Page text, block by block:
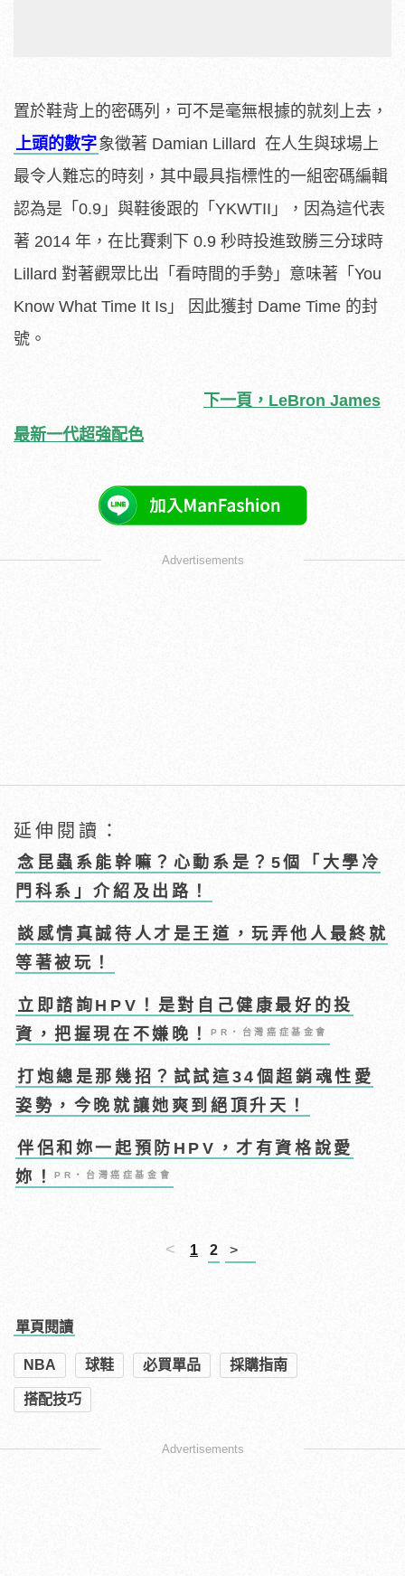
置於鞋背上的密碼列，可不是毫無根據的就刻上去，
上頭的數字象徵著 Damian Lillard 在人生與球場上
最令人難忘的時刻，其中最具指標性的一組密碼編輯
認為是「0.9」與鞋後跟的「YKWTII」，因為這代表
著 2014 年，在比賽剩下 0.9 秒時投進致勝三分球時
Lillard 對著觀眾比出「看時間的手勢」意味著「You
Know What Time It Is」 因此獲封 Dame Time 的封
號。
下一頁，LeBron James
最新一代超強配色
Advertisements
延伸閱讀：
念昆蟲系能幹嘛？心動系是？5個「大學冷
門科系」介紹及出路！
談感情真誠待人才是王道，玩弄他人最終就
等著被玩！
立即諮詢HPV！是對自己健康最好的投
資，把握現在不嫌晚！PR・台灣癌症基金會
打炮總是那幾招？試試這34個超銷魂性愛
姿勢，今晚就讓她爽到絕頂升天！
伴侶和妳一起預防HPV，才有資格說愛
妳！PR・台灣癌症基金會
< 1 2 >
單頁閱讀
NBA 球鞋 必買單品 採購指南
搭配技巧
Advertisements